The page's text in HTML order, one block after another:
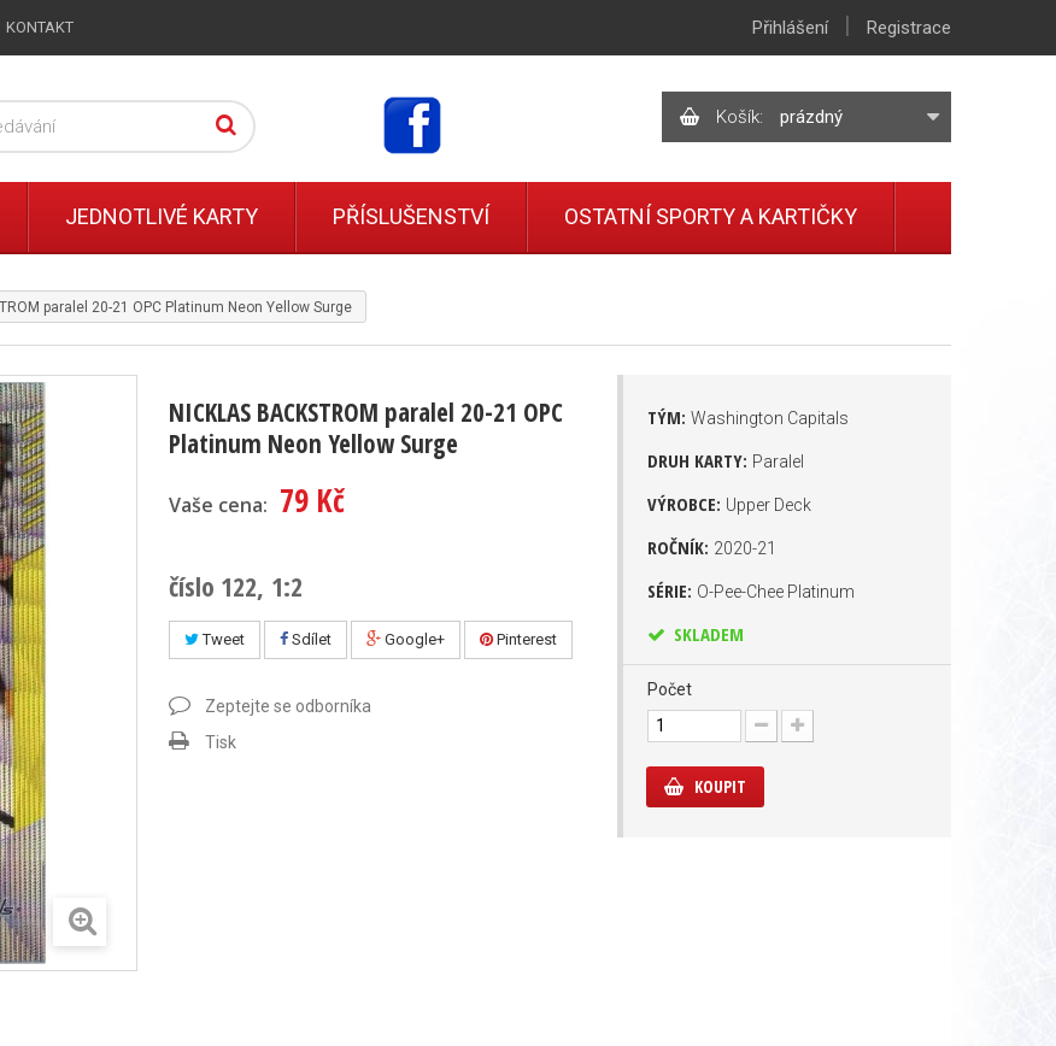
paralel 20-21 OPC Platinum Neon Yellow Surge
NICKLAS BACKSTROM paralel 20-21 OPC
Platinum Neon Yellow Surge
Vaše cena: 79 Kč
číslo 122, 1:2
Tweet Sdílet Google+ Pinterest
Zeptejte se odborníka
Tisk
TÝM: Washington Capitals
DRUH KARTY: Paralel
VÝROBCE: Upper Deck
ROČNÍK: 2020-21
SÉRIE: O-Pee-Chee Platinum
SKLADEM
Počet
KOUPIT
KONTAKT Přihlášení | Registrace
Košík: prázdný
JEDNOTLIVÉ KARTY PŘÍSLUŠENSTVÍ OSTATNÍ SPORTY A KARTIČKY